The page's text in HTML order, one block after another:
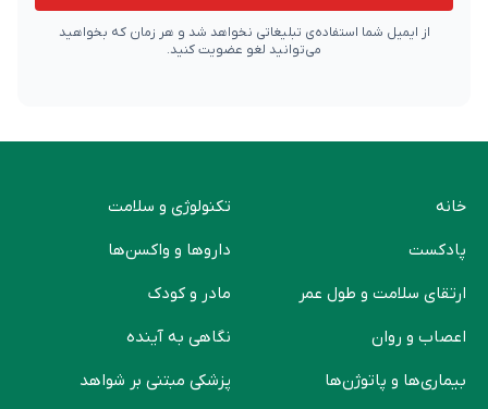
از ایمیل شما استفاده‌ی تبلیغاتی نخواهد شد و هر زمان که بخواهید
می‌توانید لغو عضویت کنید.
خانه
پادکست
ارتقای سلامت و طول عمر
اعصاب و روان
بیماری‌ها و پاتوژن‌ها
تکنولوژی و سلامت
دارو‌ها و واکسن‌ها
مادر و کودک
نگاهی به آینده
پزشکی مبتنی بر شواهد